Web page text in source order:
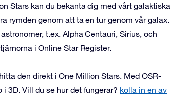
Stars kan du bekanta dig med vårt galaktiska
rymden genom att ta en tur genom vår galax.
t.ex. Alpha Centauri, Sirius, och
i Online Star Register.
den direkt i One Million Stars. Med OSR-
3D. Vill du se hur det fungerar? kolla in en av